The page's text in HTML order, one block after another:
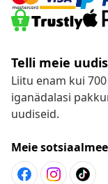
Telli meie
Liitu enam kui
iganädalasi
uudiseid.
Meie